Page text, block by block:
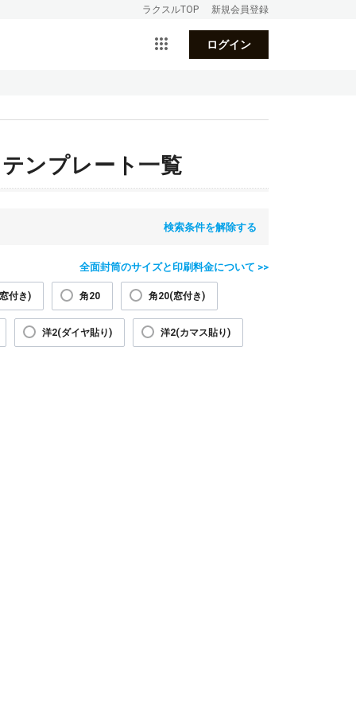
ラクスルTOP 新規会員登録
ログイン
ンプレート一覧
検索条件を解除する
全面封筒のサイズと印刷料金について >>
付き) 角20 角20(窓付き)
洋2(ダイヤ貼り) 洋2(カマス貼り)